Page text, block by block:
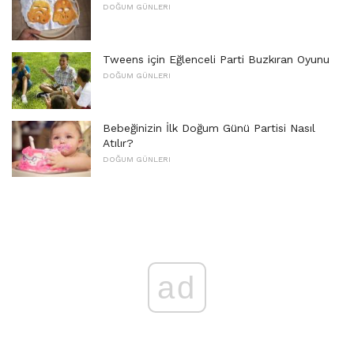
DOĞUM GÜNLERI
Tweens için Eğlenceli Parti Buzkıran Oyunu
DOĞUM GÜNLERI
Bebeğinizin İlk Doğum Günü Partisi Nasıl
Atılır?
DOĞUM GÜNLERI
ad